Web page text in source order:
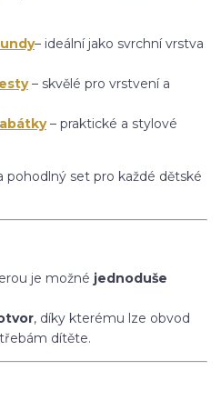
– ideální jako svrchní vrstva
– skvělé pro vrstvení a
– praktické a stylové
pohodlný set pro každé dětské
je možné jednoduše
, díky kterému lze obvod
dítěte.